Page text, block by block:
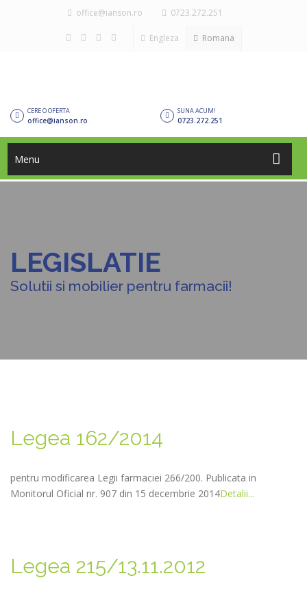
office@ianson.ro 0723.272.251
Romana
Engleza
SUNA ACUM!
0723.272.251
CERE O OFERTA
office@ianson.ro
Menu
LEGISLATIE
Solutii si mobilier pentru farmacii!
Legea 162/2014
pentru modificarea Legii farmaciei 266/200. Publicata in
Monitorul Oficial nr. 907 din 15 decembrie 2014Detalii...
Legea 215/13.11.2012